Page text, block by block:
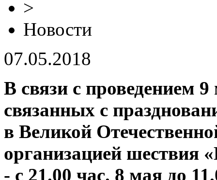
>
Новости
07.05.2018
В связи с проведением
связанных с
в Великой
организацией шествия
- с 21.00 час. 8 мая до